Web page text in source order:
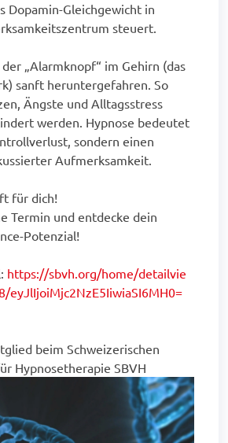
Dopamin-Gleichgewicht in
steuert.
„Alarmknopf“ im Gehirn (das
sanft heruntergefahren. So
Ängste und Alltagsstress
werden. Hypnose bedeutet
sondern einen
Aufmerksamkeit.
für dich!
Termin und entdecke dein
Potenzial!
https://sbvh.org/home/detailvie
eyJlIjoiMjc2NzE5IiwiaSI6MH0=
beim Schweizerischen
Hypnosetherapie SBVH